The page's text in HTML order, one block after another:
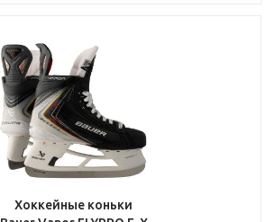
Хоккейные коньки